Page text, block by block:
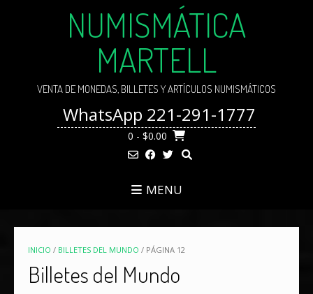
NUMISMÁTICA
MARTELL
VENTA DE MONEDAS, BILLETES Y ARTÍCULOS NUMISMÁTICOS
WhatsApp 221-291-1777
0 - $0.00
MENU
INICIO / BILLETES DEL MUNDO / PÁGINA 12
Billetes del Mundo